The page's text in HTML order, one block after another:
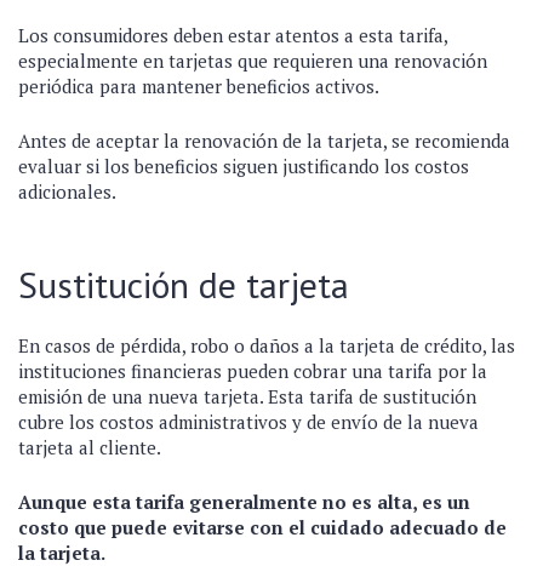
Los consumidores deben estar atentos a esta tarifa,
especialmente en tarjetas que requieren una renovación
periódica para mantener beneficios activos.
Antes de aceptar la renovación de la tarjeta, se recomienda
evaluar si los beneficios siguen justificando los costos
adicionales.
Sustitución de tarjeta
En casos de pérdida, robo o daños a la tarjeta de crédito, las
instituciones financieras pueden cobrar una tarifa por la
emisión de una nueva tarjeta. Esta tarifa de sustitución
cubre los costos administrativos y de envío de la nueva
tarjeta al cliente.
Aunque esta tarifa generalmente no es alta, es un
costo que puede evitarse con el cuidado adecuado de
la tarjeta.